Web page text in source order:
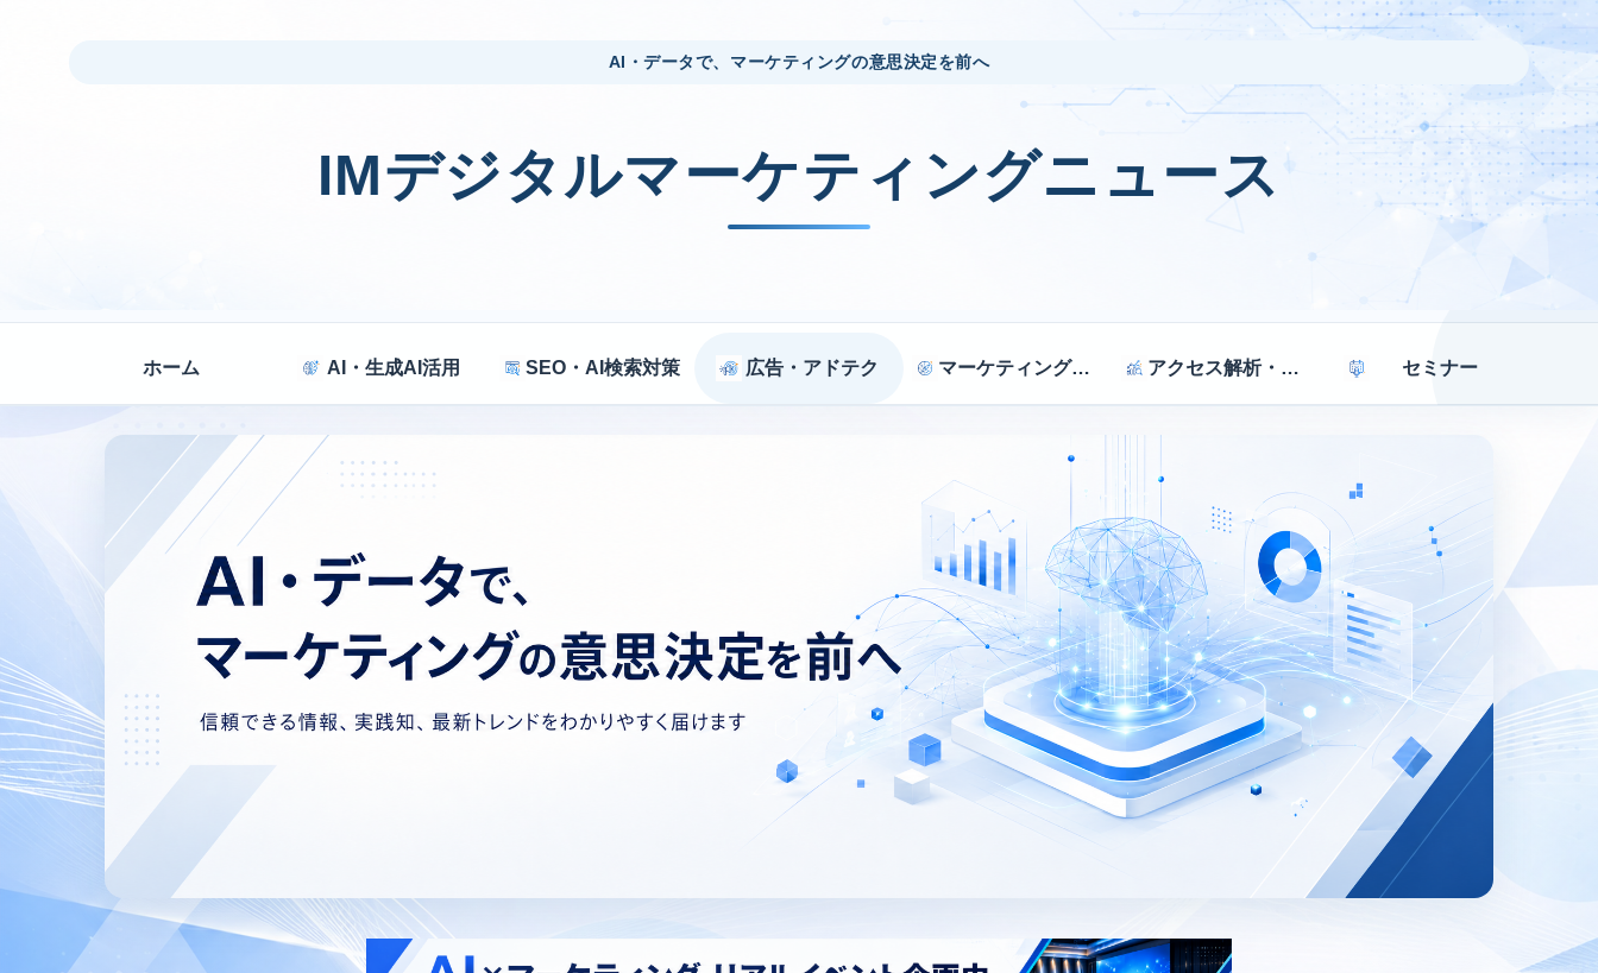
AI・データで、マーケティングの意思決定を前へ
IMデジタルマーケティングニュース
ホーム AI・生成AI活用 SEO・AI検索対策 広告・アドテク マーケティング戦略 アクセス解析・効果測定 セミナー